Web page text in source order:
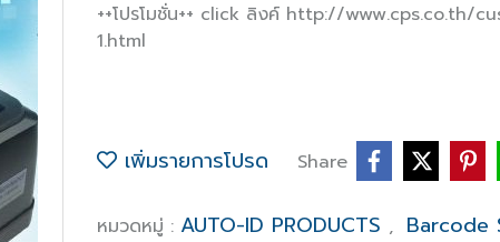
++โปรโมชั่น++ click ลิงค์ http://www.cps.co.th/
1.html
เพิ่มรายการโปรด Share
หมวดหมู่ : AUTO-ID PRODUCTS , Barcode